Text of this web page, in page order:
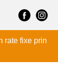
rate fixe prin